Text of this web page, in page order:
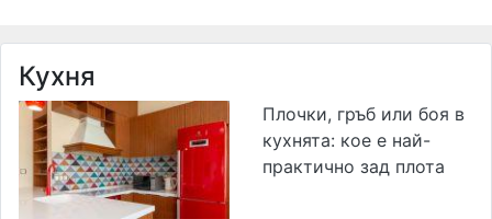
Кухня
Плочки, гръб или боя в
кухнята: кое е най-
практично зад плота